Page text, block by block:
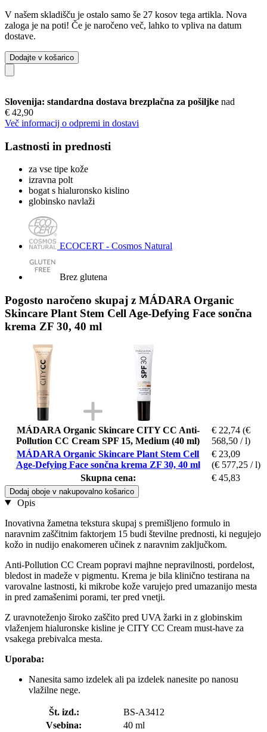
V našem skladišču je ostalo samo še 27 kosov tega artikla. Nova
zaloga je na poti! Če je naročeno več, lahko to vpliva na datum
dostave.
Dodajte v košarico
Slovenija: standardna dostava brezplačna za pošiljke nad
€ 42,90
Več informacij o odpremi in dostavi
Lastnosti in prednosti
za vse tipe kože
izravna polt
bogat s hialuronsko kislino
globinsko navlaži
ECOCERT - Cosmos Natural
Brez glutena
Pogosto naročeno skupaj z MÁDARA Organic
Skincare Plant Stem Cell Age-Defying Face sončna
krema ZF 30, 40 ml
MÁDARA Organic Skincare CITY CC Anti-
Pollution CC Cream SPF 15, Medium (40 ml)
€ 22,74 (€
568,50 / l)
MÁDARA Organic Skincare Plant Stem Cell
Age-Defying Face sončna krema ZF 30, 40 ml
€ 23,09
(€ 577,25 / l)
Skupna cena:
€ 45,83
Dodaj oboje v nakupovalno košarico
Opis
Inovativna žametna tekstura skupaj s premišljeno formulo in
naravnim zaščitnim faktorjem 15 budi številne prednosti, ki negujejo
kožo in nudijo enakomeren učinek z naravnim zaključkom.
Anti-Pollution CC Cream popravi majhne nepravilnosti, pordelost,
bledost in madeže v pigmentu. Krema je bila klinično testirana na
varovalne lastnosti, ki mikrobe kože varujejo pred umazanijo mesta
in pred zamašenimi porami, ter pred vnetji.
Z uravnoteženjo široko zaščito pred UVA žarki in z globinskim
vlaženjem hialuronske kisline je CITY CC Cream must-have za
vsakega prebivalca mesta.
Uporaba:
Nanesita samo izdelek ali pa izdelek nanesite po nanosu
vlažilne nege.
Št. izd.:
BS-A3412
Vsebina:
40 ml